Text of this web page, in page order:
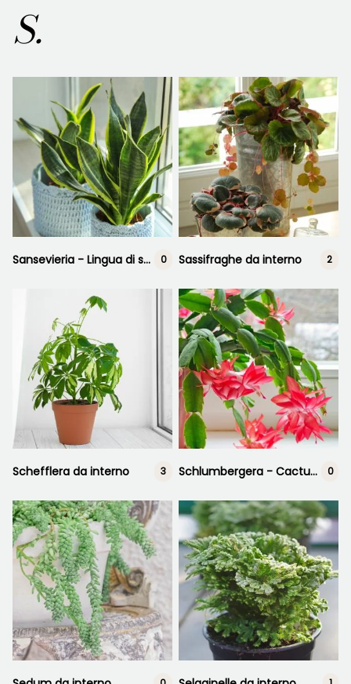
S.
Sansevieria - Lingua di suocera 0 Sassifraghe da interno 2
Schefflera da interno 3 Schlumbergera - Cactus di natale 0